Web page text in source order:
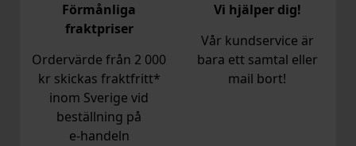
Förmånliga
fraktpriser
Ordervärde från 2 000
kr skickas fraktfritt*
inom Sverige vid
beställning på
e‑handeln
Vi hjälper dig!
Vår kundservice är
bara ett samtal eller
mail bort!